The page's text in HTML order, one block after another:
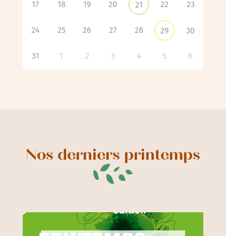
17 18 19 20 21 22 23
24 25 26 27 28 29 30
31 1 2 3 4 5 6
Nos derniers printemps